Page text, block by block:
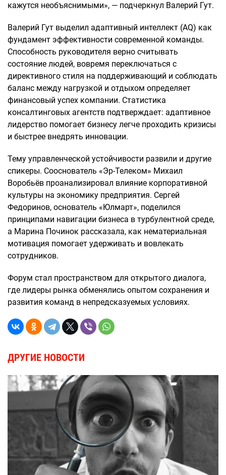
кажутся необъяснимыми», — подчеркнул Валерий Гут.
Валерий Гут выделил адаптивный интеллект (AQ) как
фундамент эффективности современной команды.
Способность руководителя верно считывать
состояние людей, вовремя переключаться с
директивного стиля на поддерживающий и соблюдать
баланс между нагрузкой и отдыхом определяет
финансовый успех компании. Статистика
консалтинговых агентств подтверждает: адаптивное
лидерство помогает бизнесу легче проходить кризисы
и быстрее внедрять инновации.
Тему управленческой устойчивости развили и другие
спикеры. Сооснователь «Эр-Телеком» Михаил
Воробьёв проанализировал влияние корпоративной
культуры на экономику предприятия. Сергей
Федоринов, основатель «Юлмарт», поделился
принципами навигации бизнеса в турбулентной среде,
а Марина Починок рассказала, как нематериальная
мотивация помогает удерживать и вовлекать
сотрудников.
Форум стал пространством для открытого диалога,
где лидеры рынка обменялись опытом сохранения и
развития команд в непредсказуемых условиях.
ДРУГИЕ НОВОСТИ